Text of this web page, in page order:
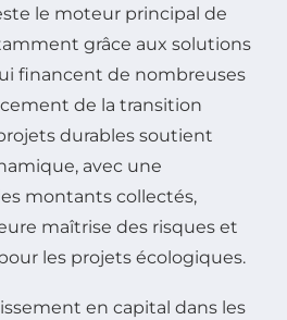
le moteur principal de
grâce aux solutions
financent de nombreuses
de la transition
durables soutient
avec une
montants collectés,
maîtrise des risques et
les projets écologiques.
en capital dans les